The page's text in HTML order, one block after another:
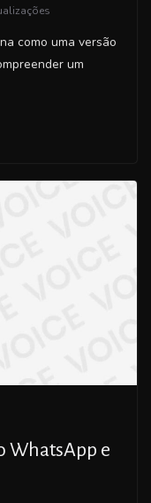
como uma versão
um
WhatsApp e